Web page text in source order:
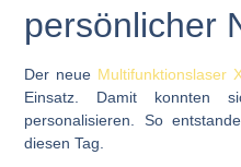
persönlicher
Der neue Multifunktionslaser
Einsatz. Damit konnten
personalisieren.
So
diesen Tag.